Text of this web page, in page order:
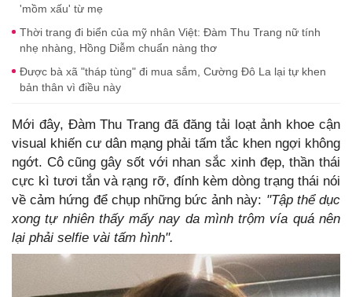
'mồm xấu' từ mẹ
Thời trang đi biển của mỹ nhân Việt: Đàm Thu Trang nữ tính
nhẹ nhàng, Hồng Diễm chuẩn nàng thơ
Được bà xã "tháp tùng" đi mua sắm, Cường Đô La lại tự khen
bản thân vì điều này
Mới đây, Đàm Thu Trang đã đăng tải loạt ảnh khoe cận
visual khiến cư dân mạng phải tấm tắc khen ngợi không
ngớt. Cô cũng gây sốt với nhan sắc xinh đẹp, thần thái
cực kì tươi tắn và rạng rỡ, đính kèm dòng trạng thái nói
về cảm hứng để chụp những bức ảnh này: "Tập thể dục
xong tự nhiên thấy mấy nay da mình trộm vía quá nên
lại phải selfie vài tấm hình".